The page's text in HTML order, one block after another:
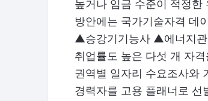
높거나 임금 수준이 적정한
방안에는 국가기술자격
▲승강기기능사 ▲에너지관
취업률도 높은 다섯 개 자
권역별 일자리 수요조사와
경력자를 고용 플래너로 선